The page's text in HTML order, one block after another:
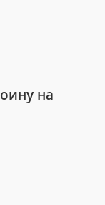
на